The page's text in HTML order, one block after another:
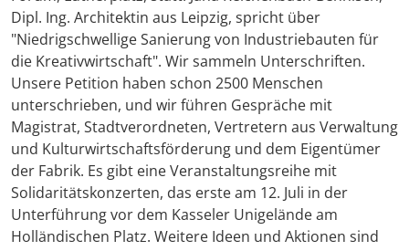
Dipl. Ing. Architektin aus Leipzig, spricht über
"Niedrigschwellige Sanierung von Industriebauten für
die Kreativwirtschaft". Wir sammeln Unterschriften.
Unsere Petition haben schon 2500 Menschen
unterschrieben, und wir führen Gespräche mit
Magistrat, Stadtverordneten, Vertretern aus Verwaltung
und Kulturwirtschaftsförderung und dem Eigentümer
der Fabrik. Es gibt eine Veranstaltungsreihe mit
Solidaritätskonzerten, das erste am 12. Juli in der
Unterführung vor dem Kasseler Unigelände am
Holländischen Platz. Weitere Ideen und Aktionen sind